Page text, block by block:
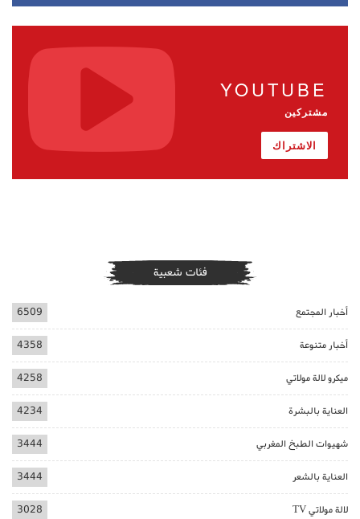
YOUTUBE
مشتركين
الاشتراك
فئات شعبية
أخبار المجتمع 6509
أخبار متنوعة 4358
ميكرو لالة مولاتي 4258
العناية بالبشرة 4234
شهيوات الطبخ المغربي 3444
العناية بالشعر 3444
لالة مولاتي TV 3028